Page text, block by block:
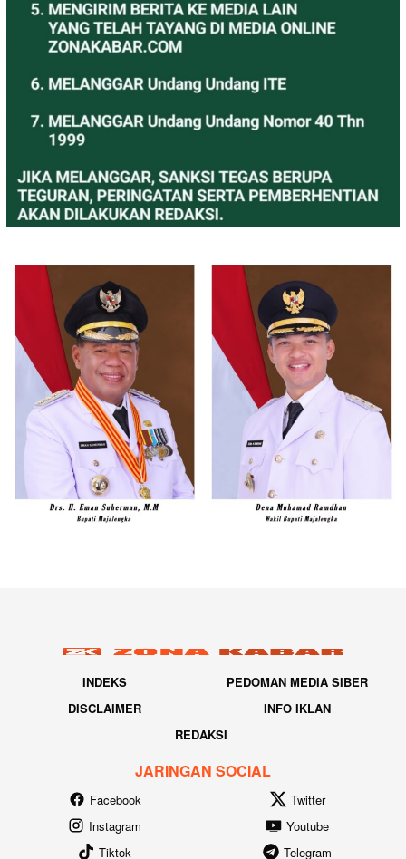
INDEKS
PEDOMAN MEDIA SIBER
DISCLAIMER
INFO IKLAN
REDAKSI
JARINGAN SOCIAL
Facebook
Twitter
Instagram
Youtube
Tiktok
Telegram